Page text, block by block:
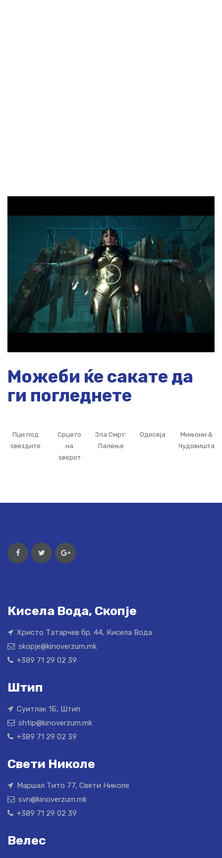
Можеби ќе сакате да
ги погледнете
Пци под
ѕвездите
Срцето
на
ѕверот
Зла Смрт:
Палење
Одисеја
Мињони &
Чудовишта
Кисела Вода, Скопје
Христо Татарчев бр. 44, Кисела Вода
skopje@kinoverzum.mk
+389 71 29 02 39
Штип
Суитлак 1Б, Штип
shtip@kinoverzum.mk
+389 71 29 02 39
Свети Николе
Маршал Тито 77, Свети Николе
svn@kinoverzum.mk
+389 71 29 02 39
Велес